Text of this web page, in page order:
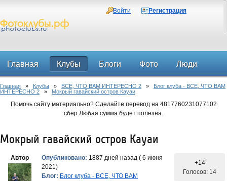
Войти Регистрация
Главная Клубы Блоги Фото Люди
Форум
Главная » Клубы » ВСЕ, ЧТО ВАМ ИНТЕРЕСНО 2 » Блог клуба - ВСЕ, ЧТО ВАМ
ИНТЕРЕСНО 2 » Мокрый гавайский остров Кауаи
Помочь сайту материально? Сделайте перевод на 4817760231077102
сбер.Любая сумма будет полезна.
Мокрый гавайский остров Кауаи
Автор Опубликовано: 1887 дней назад ( 6 июня
2021)
Блог: Блог клуба - ВСЕ, ЧТО ВАМ
+14
Голосов: 14